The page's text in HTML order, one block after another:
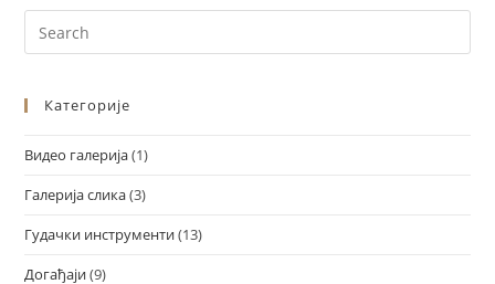
Категорије
Видео галерија(1)
Галерија слика(3)
Гудачки инструменти(13)
Догађаји(9)